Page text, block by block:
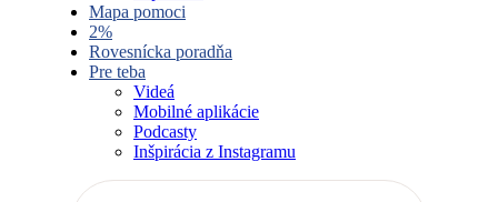
Mapa pomoci
2%
Rovesnícka poradňa
Pre teba
Videá
Mobilné aplikácie
Podcasty
Inšpirácia z Instagramu